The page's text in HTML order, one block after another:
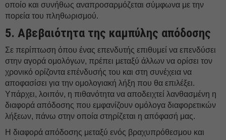
οποίο και συνήθως αναπροσαρμόζεται σύμφωνα με την
πορεία του πληθωρισμού.
5. Αβεβαιότητα της καμπύλης απόδοσης
Σε περίπτωση όπου ένας επενδυτής επιθυμεί να επενδύσει
στην αγορά ομολόγων, πρέπει μεταξύ άλλων να ορίσει τον
χρονικό ορίζοντα επένδυσής του και στη συνέχεια να
αποφασίσει για την ομολογιακή λήξη που θα επιλέξει.
Υπάρχει, λοιπόν, η πιθανότητα να αποδειχτεί λανθασμένη η
διαφορά απόδοσης που εμφανίζουν ομόλογα διαφορετικών
λήξεων, πάνω στην οποία στηρίζεται η απόφασή μας.
Η διαφορά απόδοσης μεταξύ ενός βραχυπρόθεσμου και